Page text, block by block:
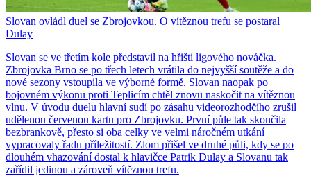
Slovan ovládl duel se Zbrojovkou. O vítěznou trefu se postaral
Dulay
Slovan se ve třetím kole představil na hřišti ligového nováčka.
Zbrojovka Brno se po třech letech vrátila do nejvyšší soutěže a do
nové sezony vstoupila ve výborné formě. Slovan naopak po
bojovném výkonu proti Teplicím chtěl znovu naskočit na vítěznou
vlnu. V úvodu duelu hlavní sudí po zásahu videorozhodčího zrušil
udělenou červenou kartu pro Zbrojovku. První půle tak skončila
bezbrankově, přesto si oba celky ve velmi náročném utkání
vypracovaly řadu příležitostí. Zlom přišel ve druhé půli, kdy se po
dlouhém vhazování dostal k hlavičce Patrik Dulay a Slovanu tak
zařídil jedinou a zároveň vítěznou trefu.